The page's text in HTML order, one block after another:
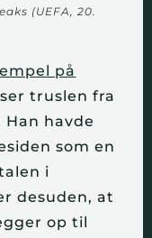
(UEFA, 20.
på
truslen fra
havde
som en
i
desuden, at
op til